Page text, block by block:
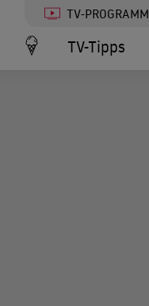
TV-PROGRAMM
TV-Tipps